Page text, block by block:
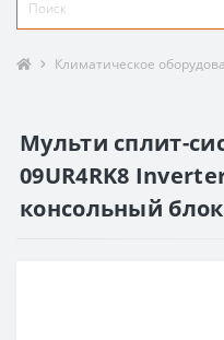
Климатическое
Мульти сплит-
09UR4RK8
консольный блок